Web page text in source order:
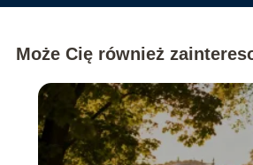
Może Cię również